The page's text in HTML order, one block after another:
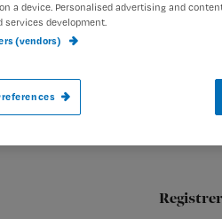
Verpleegkundigen
a device. Personalised advertising and
services development.
(vendors)